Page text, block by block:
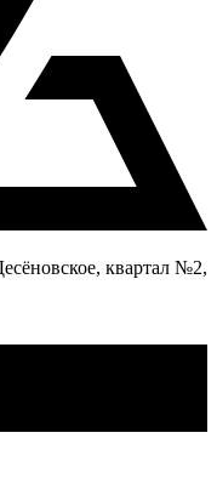
квартал №2,